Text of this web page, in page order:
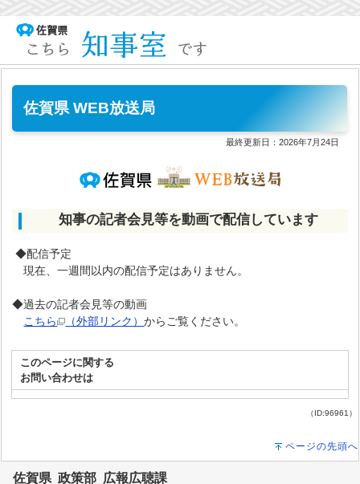
佐賀県 WEB放送局
最終更新日：2026年7月24日
知事の記者会見等を動画で配信しています
◆配信予定
現在、一週間以内の配信予定はありません。
◆過去の記者会見等の動画
こちら
（外部リンク）からご覧ください。
このページに関する
お問い合わせは
（ID:96961）
ページの先頭へ
佐賀県 政策部 広報広聴課